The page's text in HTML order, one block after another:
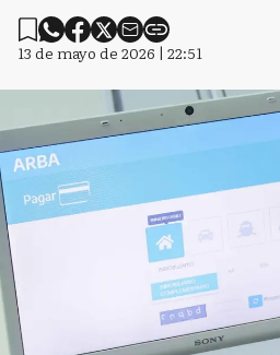
13 de mayo de 2026 | 22:51